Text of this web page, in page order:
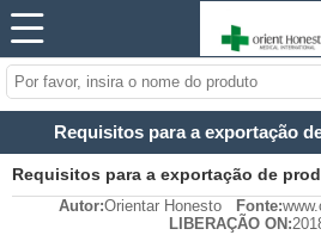
Requisitos para a exportação
Requisitos para a exportação de
Autor:Orientar Honesto Fonte:
LIBERAÇÃO ON: